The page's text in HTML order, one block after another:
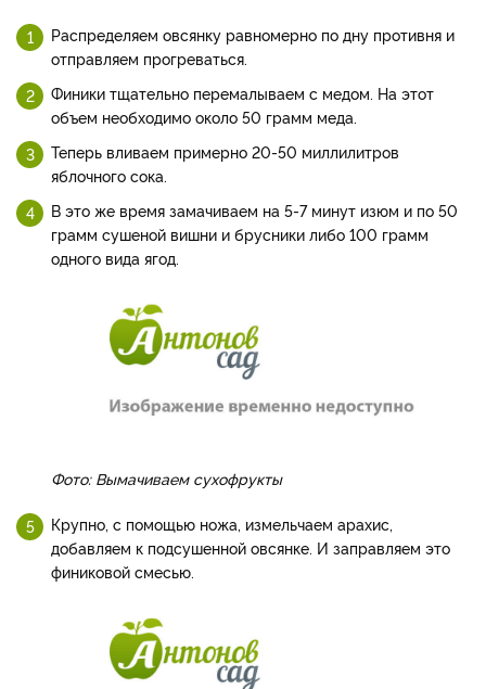
Распределяем овсянку равномерно по дну противня и
отправляем прогреваться.
Финики тщательно перемалываем с медом. На этот
объем необходимо около 50 грамм меда.
Теперь вливаем примерно 20-50 миллилитров
яблочного сока.
В это же время замачиваем на 5-7 минут изюм и по 50
грамм сушеной вишни и брусники либо 100 грамм
одного вида ягод.
Фото: Вымачиваем сухофрукты
Крупно, с помощью ножа, измельчаем арахис,
добавляем к подсушенной овсянке. И заправляем это
финиковой смесью.